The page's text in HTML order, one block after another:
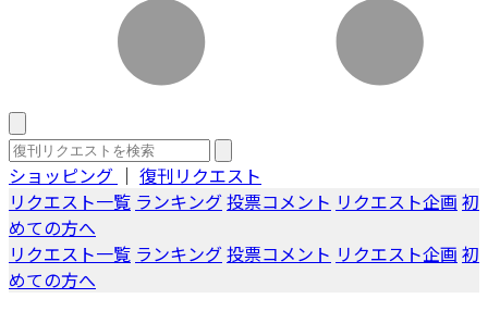
ショッピング ｜ 復刊リクエスト
リクエスト一覧 ランキング投票コメント リクエスト企画 初
めての方へ
リクエスト一覧 ランキング投票コメント リクエスト企画 初
めての方へ